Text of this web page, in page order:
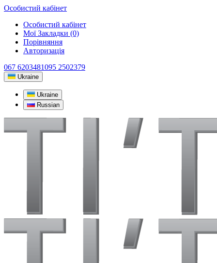
Особистий кабінет
Особистий кабінет
Мої Закладки (0)
Порівняння
Авторизація
067 6203481095 2502379
Ukraine
Ukraine
Russian